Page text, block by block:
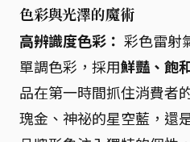
色彩與光澤的魔術
高辨識度色彩： 彩色雷射
單調色彩，採用鮮豔、飽
品在第一時間抓住消費者
瑰金、神祕的星空藍，還